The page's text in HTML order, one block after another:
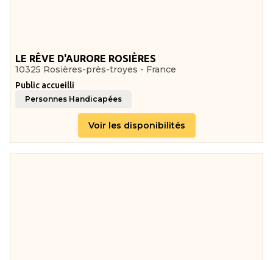
LE RÊVE D'AURORE ROSIÈRES
10325 Rosières-près-troyes - France
Public accueilli
Personnes Handicapées
Voir les disponibilités